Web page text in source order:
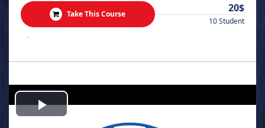
Take This Course 20$
10 Student
.
Play